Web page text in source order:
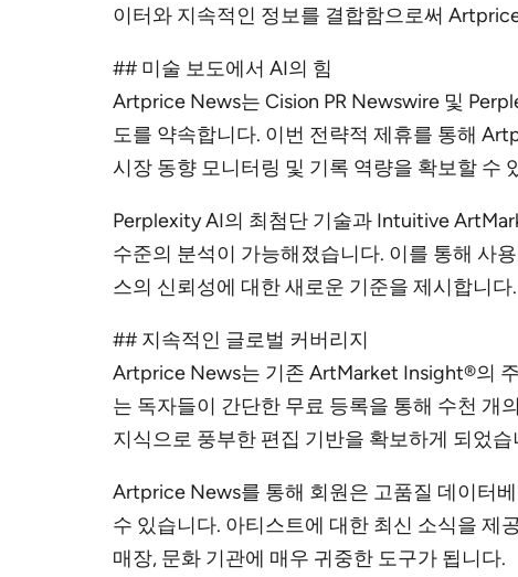
이터와 지속적인 정보를 결합함으로써
## 미술 보도에서 AI의 힘
Artprice News는 Cision PR Newswire 및
도를 약속합니다. 이번 전략적 제휴를 통해
시장 동향 모니터링 및 기록 역량을 확보할 수
Perplexity AI의 최첨단 기술과 Intuitive
수준의 분석이 가능해졌습니다. 이를 통해 사
스의 신뢰성에 대한 새로운 기준을 제시합니다.
## 지속적인 글로벌 커버리지
Artprice News는 기존 ArtMarket Insight®의
는 독자들이 간단한 무료 등록을 통해 수천 개
지식으로 풍부한 편집 기반을 확보하게 되었습
Artprice News를 통해 회원은 고품질 데이터
수 있습니다. 아티스트에 대한 최신 소식을 제
매장, 문화 기관에 매우 귀중한 도구가 됩니다.